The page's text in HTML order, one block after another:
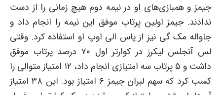
جیمز و همبازی‌های او در نیمه دوم هیچ زمانی را از دست
ندادند. جیمز اولین پرتاب موفق این نیمه را انجام داد و
جاواله مک گی نیز از پاس الی اوپ او استفاده کرد. وقتی
لس آنجلس لیکرز در کوارتر اول ۷۰ درصد پرتاب موفق
داشت و ۵ پرتاب سه امتیازی انجام داد، ۱۲ امتیاز متوالی را
کسب کرد که سهم لبران جیمز ۶ امتیاز بود. این ۳۸ امتیاز